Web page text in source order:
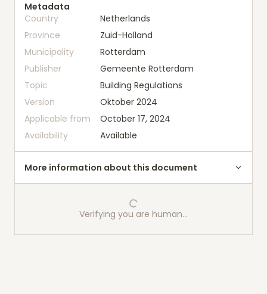
Metadata
Country
Netherlands
Province
Zuid-Holland
Municipality
Rotterdam
Publisher
Gemeente Rotterdam
Topic
Building Regulations
Version
Oktober 2024
Applicable from
October 17, 2024
Availability
Available
More information about this document
Verifying you are human…